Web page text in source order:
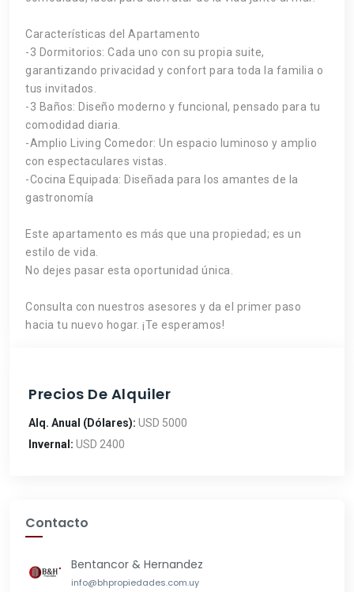
Características del Apartamento
-3 Dormitorios: Cada uno con su propia suite,
garantizando privacidad y confort para toda la familia o
tus invitados.
-3 Baños: Diseño moderno y funcional, pensado para tu
comodidad diaria.
-Amplio Living Comedor: Un espacio luminoso y amplio
con espectaculares vistas.
-Cocina Equipada: Diseñada para los amantes de la
gastronomía
Este apartamento es más que una propiedad; es un
estilo de vida.
No dejes pasar esta oportunidad única.
Consulta con nuestros asesores y da el primer paso
hacia tu nuevo hogar. ¡Te esperamos!
Precios De Alquiler
Alq. Anual (Dólares): USD 5000
Invernal: USD 2400
Contacto
Bentancor & Hernandez
info@bhpropiedades.com.uy